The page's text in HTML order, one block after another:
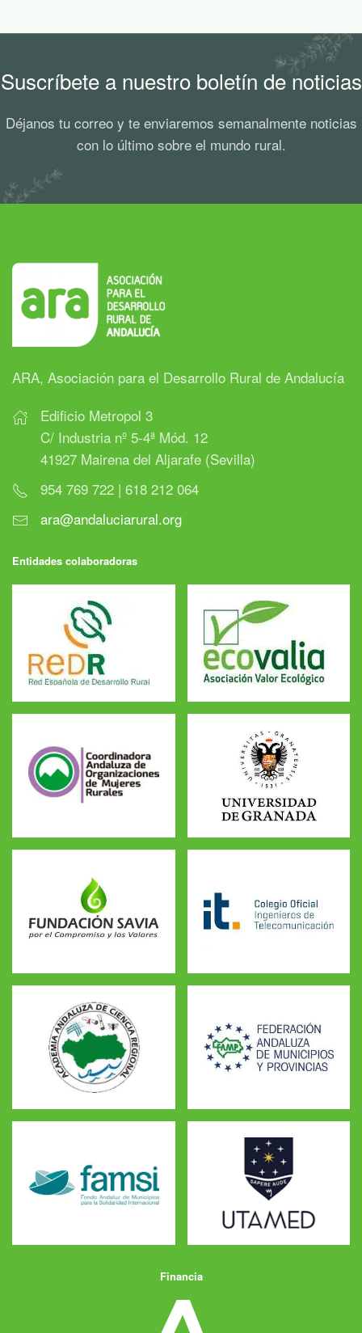
Suscríbete a nuestro boletín de noticias
Déjanos tu correo y te enviaremos semanalmente noticias
con lo último sobre el mundo rural.
ARA, Asociación para el Desarrollo Rural de Andalucía
Edificio Metropol 3
C/ Industria nº 5-4ª Mód. 12
41927 Mairena del Aljarafe (Sevilla)
954 769 722 | 618 212 064
ara@andaluciarural.org
Entidades colaboradoras
Financia